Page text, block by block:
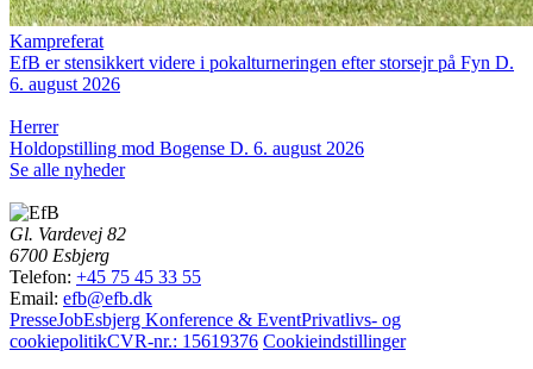
Kampreferat
EfB er stensikkert videre i pokalturneringen efter storsejr på Fyn D.
6. august 2026
Herrer
Holdopstilling mod Bogense D. 6. august 2026
Se alle nyheder
Gl. Vardevej 82
6700 Esbjerg
Telefon: +45 75 45 33 55
Email: efb@efb.dk
PresseJobEsbjerg Konference & EventPrivatlivs- og
cookiepolitikCVR-nr.: 15619376 Cookieindstillinger